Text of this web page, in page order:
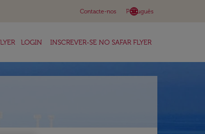
Contacte-nos language
Português
keyboard_arrow_down
LOGIN INSCREVER-SE NO SAFAR FLYER